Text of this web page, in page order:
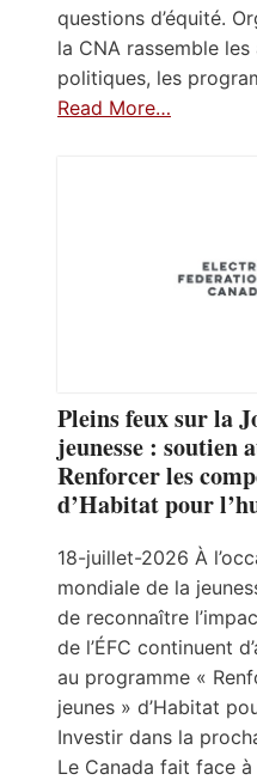
questions d’équité.
la CNA rassemble
politiques, les
Read More…
Pleins feux sur la
jeunesse : soutien
Renforcer les
d’Habitat pour
18-juillet-2026 À
mondiale de la
de reconnaître
de l’ÉFC continuent
au programme «
jeunes » d’Habitat
Investir dans la
Le Canada fait face